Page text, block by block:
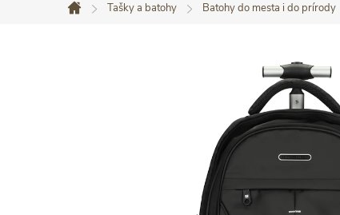
Domov
Tašky a batohy Batohy do mesta i do prírody